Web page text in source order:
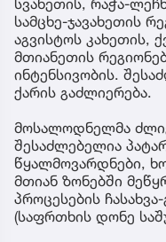
სამცხე-ჯავახეთის
აგვისტოს კახეთის,
მთიანეთის
ინტენსივობის.
ქარის გაძლიერება.
მოსალოდნელმა
შესაძლებელია
წყალმოვარდნები,
მთიან ზონებში
პროცესების
(საფრთხის დონე